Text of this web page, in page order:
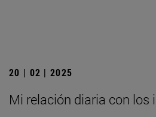
20 | 02 | 2025
Mi relación diaria con los